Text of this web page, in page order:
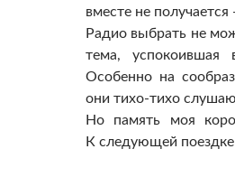
вместе не
Радио выбрать не
тема, успокоившая
Особенно на
они тихо-тихо
Но память моя
К следующей